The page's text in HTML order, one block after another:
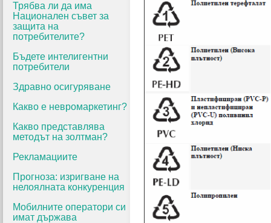
Трябва ли да има
Национален съвет за
защита на
потребителите?
Бъдете интелигентни
потребители
Здравно осигуряване
Какво е невромаркетинг?
Какво представлява
методът на золтман?
Рекламациите
Прогноза: изригване на
нелоялната конкуренция
Мобилните оператори си
имат държава